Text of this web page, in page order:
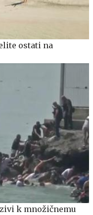
ostati na
k množičnemu